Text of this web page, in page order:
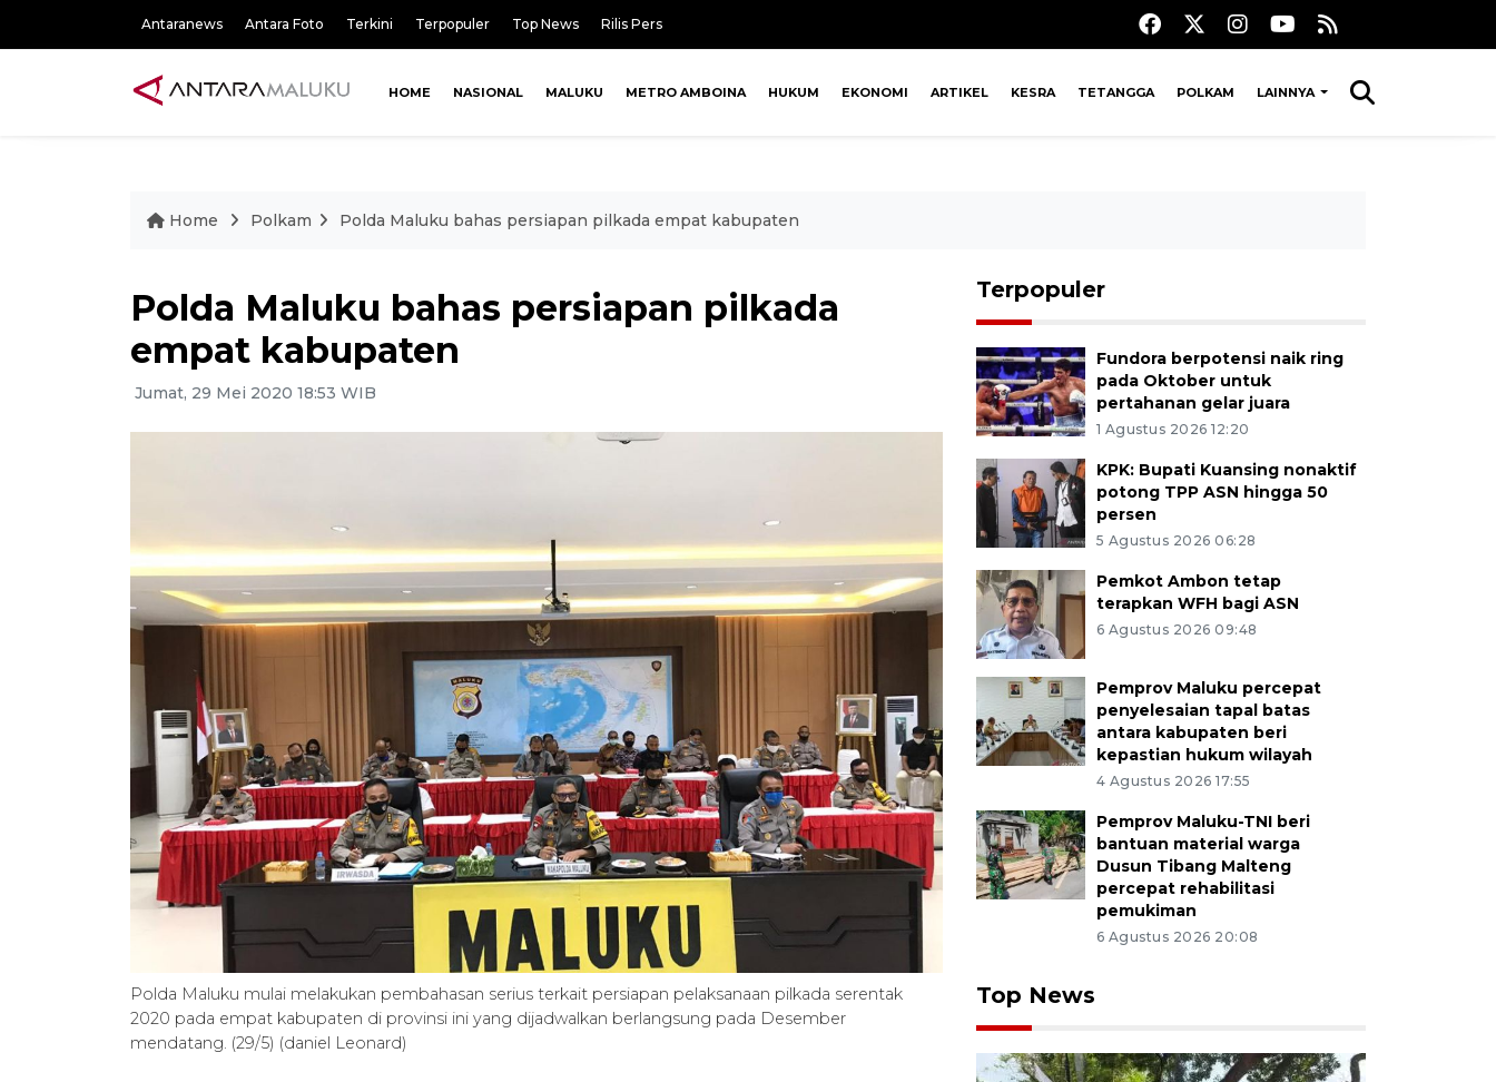
Antaranews Antara Foto Terkini Terpopuler Top News Rilis Pers
HOME NASIONAL MALUKU METRO AMBOINA HUKUM EKONOMI ARTIKEL KESRA TETANGGA POLKAM LAINNYA
Home Polkam Polda Maluku bahas persiapan pilkada empat kabupaten
Polda Maluku bahas persiapan pilkada
empat kabupaten
Jumat, 29 Mei 2020 18:53 WIB
Polda Maluku mulai melakukan pembahasan serius terkait persiapan pelaksanaan pilkada serentak
2020 pada empat kabupaten di provinsi ini yang dijadwalkan berlangsung pada Desember
mendatang. (29/5) (daniel Leonard)
Terpopuler
Fundora berpotensi naik ring
pada Oktober untuk
pertahanan gelar juara
1 Agustus 2026 12:20
KPK: Bupati Kuansing nonaktif
potong TPP ASN hingga 50
persen
5 Agustus 2026 06:28
Pemkot Ambon tetap
terapkan WFH bagi ASN
6 Agustus 2026 09:48
Pemprov Maluku percepat
penyelesaian tapal batas
antara kabupaten beri
kepastian hukum wilayah
4 Agustus 2026 17:55
Pemprov Maluku-TNI beri
bantuan material warga
Dusun Tibang Malteng
percepat rehabilitasi
pemukiman
6 Agustus 2026 20:08
Top News